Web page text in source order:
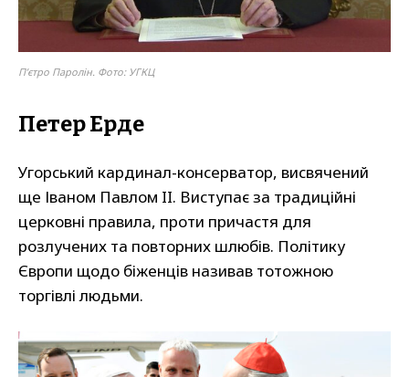
П’єтро Паролін. Фото: УГКЦ
Петер Ерде
Угорський кардинал-консерватор, висвячений
ще Іваном Павлом II. Виступає за традиційні
церковні правила, проти причастя для
розлучених та повторних шлюбів. Політику
Європи щодо біженців називав тотожною
торгівлі людьми.